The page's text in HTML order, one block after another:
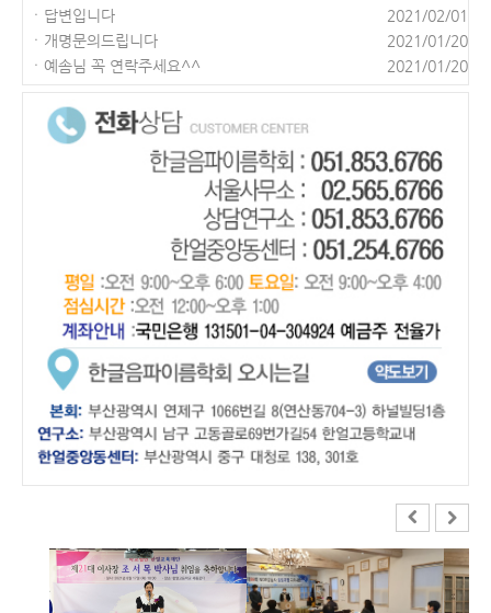
ㆍ 답변입니다
2021/02/01
ㆍ 개명문의드립니다
2021/01/20
ㆍ 예솜님 꼭 연락주세요^^ 2021/01/20